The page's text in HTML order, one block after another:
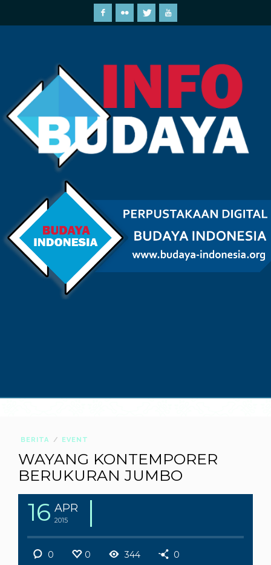
BERITA EVENT
WAYANG KONTEMPORER
BERUKURAN JUMBO
16 APR
2015
0 0 344 0